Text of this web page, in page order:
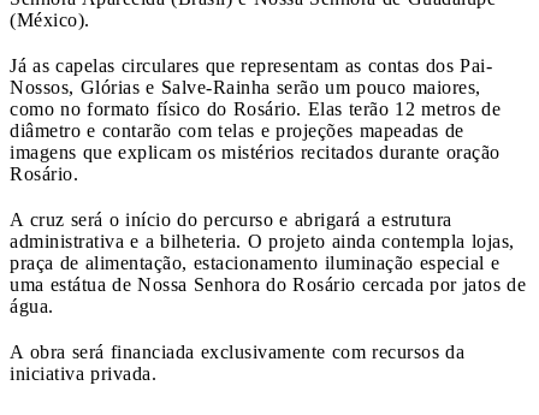
(México).
Já as capelas circulares que representam as contas dos Pai-
Nossos, Glórias e Salve-Rainha serão um pouco maiores,
como no formato físico do Rosário. Elas terão 12 metros de
diâmetro e contarão com telas e projeções mapeadas de
imagens que explicam os mistérios recitados durante oração
Rosário.
A cruz será o início do percurso e abrigará a estrutura
administrativa e a bilheteria. O projeto ainda contempla lojas,
praça de alimentação, estacionamento iluminação especial e
uma estátua de Nossa Senhora do Rosário cercada por jatos de
água.
A obra será financiada exclusivamente com recursos da
iniciativa privada.